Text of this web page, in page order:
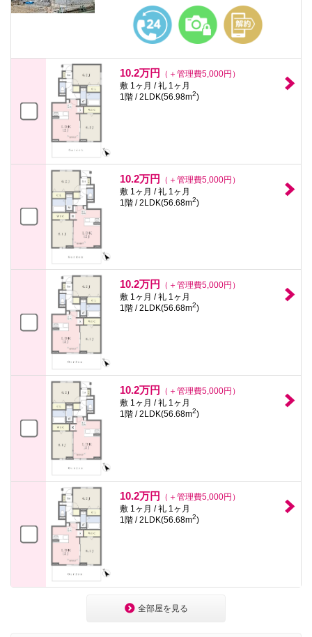
10.2万円
（＋管理費5,000円）
敷 1ヶ月 / 礼 1ヶ月
1階 / 2LDK(56.98m2)
10.2万円
（＋管理費5,000円）
敷 1ヶ月 / 礼 1ヶ月
1階 / 2LDK(56.68m2)
10.2万円
（＋管理費5,000円）
敷 1ヶ月 / 礼 1ヶ月
1階 / 2LDK(56.68m2)
10.2万円
（＋管理費5,000円）
敷 1ヶ月 / 礼 1ヶ月
1階 / 2LDK(56.68m2)
10.2万円
（＋管理費5,000円）
敷 1ヶ月 / 礼 1ヶ月
1階 / 2LDK(56.68m2)
全部屋を見る